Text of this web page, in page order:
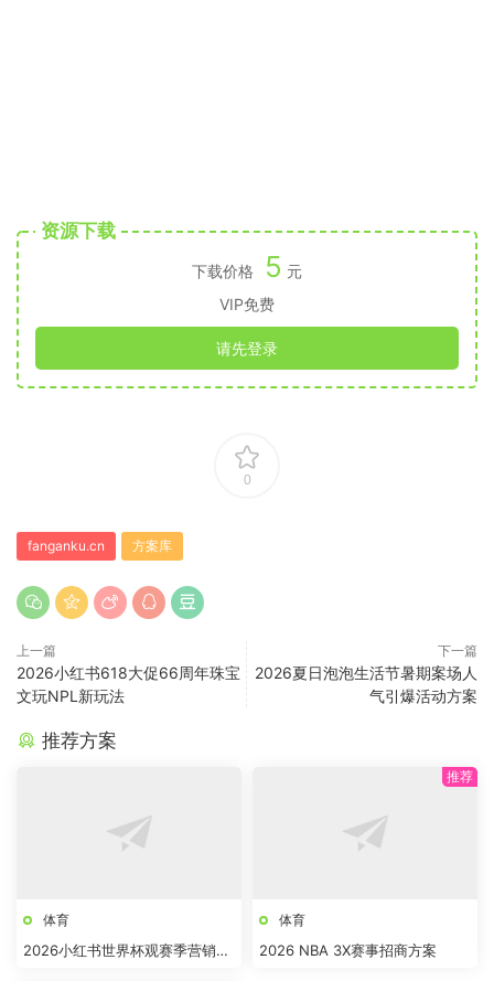
资源下载
下载价格 5 元
VIP免费
请先登录
0
fanganku.cn 方案库
上一篇
2026小红书618大促66周年珠宝
文玩NPL新玩法
下一篇
2026夏日泡泡生活节暑期案场人
气引爆活动方案
推荐方案
体育
2026小红书世界杯观赛季营销全
体育
2026 NBA 3X赛事招商方案